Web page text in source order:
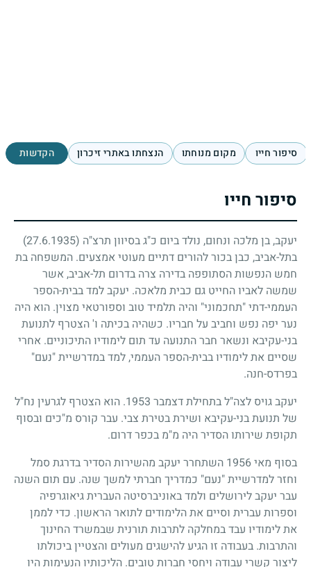
סיפור חייו מקום מנוחתו הנצחתו באתרי זיכרון הקדשות
סיפור חייו
יעקב, בן מלכה ונחום, נולד ביום כ"ג בסיוון תרצ"ה (27.6.1935)
בתל-אביב, כבן בכור להורים דתיים מעוטי אמצעים. המשפחה בת
חמש הנפשות הסתופפה בדירה צרה בדרום תל-אביב, אשר
שמשה לאביו החייט גם כבית מלאכה. יעקב למד בבית-הספר
העממי-דתי "תחכמוני" והיה תלמיד טוב וספורטאי מצוין. הוא היה
נער יפה נפש וחביב על חבריו. כשהיה בכיתה ו' הצטרף לתנועת
בני-עקיבא ונשאר חבר התנועה עד תום לימודיו התיכוניים. אחרי
שסיים את לימודיו בבית-הספר העממי, למד במדרשיית "נעם"
בפרדס-חנה.
יעקב גויס לצה"ל בתחילת דצמבר 1953. הוא הצטרף לגרעין נח"ל
של תנועת בני-עקיבא ושירת בטירת צבי. עבר קורס מ"כים ובסוף
תקופת שירותו הסדיר היה מ"מ בכפר דרום.
בסוף מאי1956 השתחרר יעקב מהשירות הסדיר בדרגת סמל
וחזר למדרשיית "נעם" כמדריך חברתי למשך שנה. עם תום השנה
עבר יעקב לירושלים ולמד באוניברסיטה העברית גיאוגרפיה
וספרות עברית וסיים את הלימודים לתואר הראשון. כדי לממן
את לימודיו עבד במחלקה לתרבות תורנית שבמשרד החינוך
והתרבות. בעבודה זו הגיע להישגים מעולים והצטיין ביכולתו
ליצור קשרי עבודה ויחסי חברות טובים. הליכותיו הנעימות היו